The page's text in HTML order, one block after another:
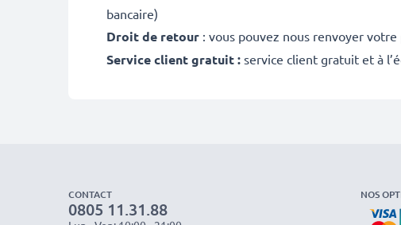
bancaire)
Droit de retour : vous pouvez nous renvoyer
Service client gratuit : service client gratuit et à
CONTACT
0805 11.31.88
NOS